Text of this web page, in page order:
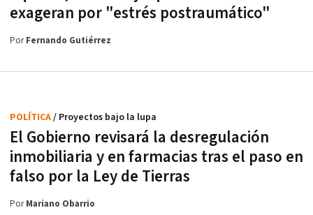
exageran por "estrés postraumático"
PorFernando Gutiérrez
El Gobierno revisará la desregulación
inmobiliaria y en farmacias tras el paso en
falso por la Ley de Tierras
POLÍTICA/ Proyectos bajo la lupa
PorMariano Obarrio